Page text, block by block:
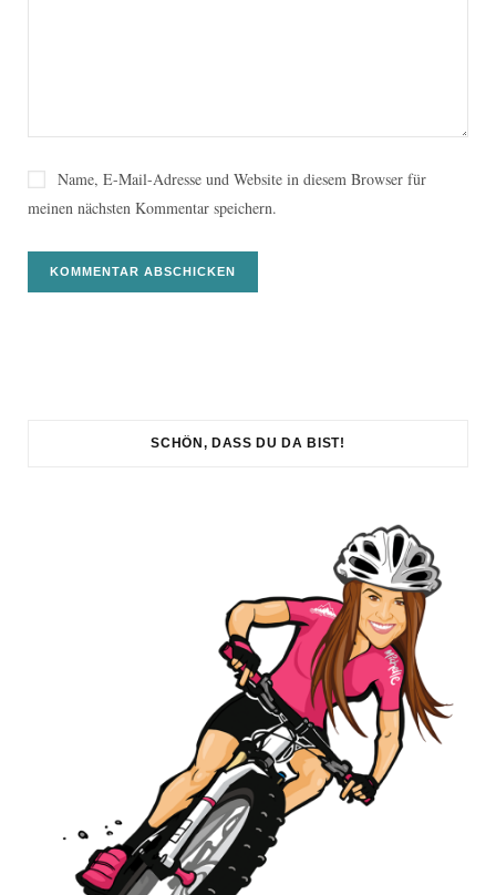
Name, E-Mail-Adresse und Website in diesem Browser für
meinen nächsten Kommentar speichern.
SCHÖN, DASS DU DA BIST!